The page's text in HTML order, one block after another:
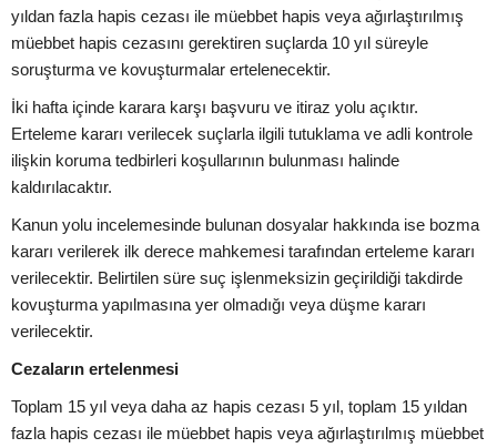
yıldan fazla hapis cezası ile müebbet hapis veya ağırlaştırılmış
müebbet hapis cezasını gerektiren suçlarda 10 yıl süreyle
soruşturma ve kovuşturmalar ertelenecektir.
İki hafta içinde karara karşı başvuru ve itiraz yolu açıktır.
Erteleme kararı verilecek suçlarla ilgili tutuklama ve adli kontrole
ilişkin koruma tedbirleri koşullarının bulunması halinde
kaldırılacaktır.
Kanun yolu incelemesinde bulunan dosyalar hakkında ise bozma
kararı verilerek ilk derece mahkemesi tarafından erteleme kararı
verilecektir. Belirtilen süre suç işlenmeksizin geçirildiği takdirde
kovuşturma yapılmasına yer olmadığı veya düşme kararı
verilecektir.
Cezaların ertelenmesi
Toplam 15 yıl veya daha az hapis cezası 5 yıl, toplam 15 yıldan
fazla hapis cezası ile müebbet hapis veya ağırlaştırılmış müebbet